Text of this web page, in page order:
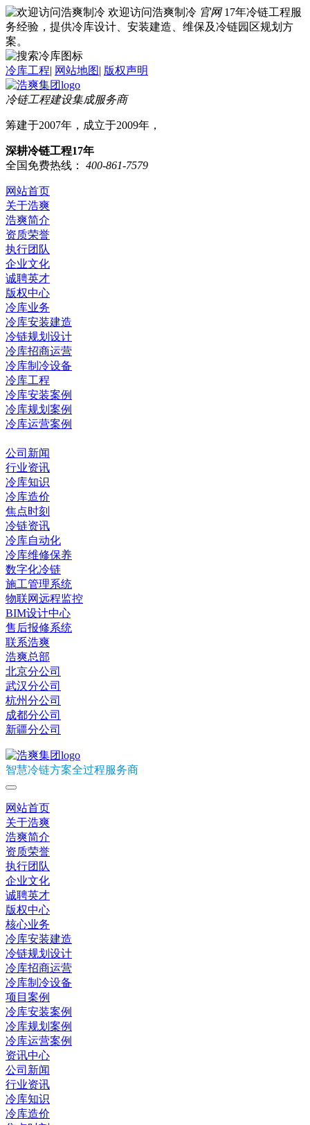
欢迎访问浩爽制冷 官网 17年冷链工程服
务经验，提供冷库设计、安装建造、维保及冷链园区规划方
案。
冷库工程| 网站地图| 版权声明
冷链工程建设集成服务商
筹建于2007年，成立于2009年，
深耕冷链工程17年
全国免费热线：
400-861-7579
网站首页
关于浩爽
浩爽简介
资质荣誉
执行团队
企业文化
诚聘英才
版权中心
冷库业务
冷库安装建造
冷链规划设计
冷库招商运营
冷库制冷设备
冷库工程
冷库安装案例
冷库规划案例
冷库运营案例
公司新闻
行业资讯
冷库知识
冷库造价
焦点时刻
冷链资讯
冷库自动化
冷库维修保养
数字化冷链
施工管理系统
物联网远程监控
BIM设计中心
售后报修系统
联系浩爽
浩爽总部
北京分公司
武汉分公司
杭州分公司
成都分公司
新疆分公司
智慧冷链方案全过程服务商
网站首页
关于浩爽
浩爽简介
资质荣誉
执行团队
企业文化
诚聘英才
版权中心
核心业务
冷库安装建造
冷链规划设计
冷库招商运营
冷库制冷设备
项目案例
冷库安装案例
冷库规划案例
冷库运营案例
资讯中心
公司新闻
行业资讯
冷库知识
冷库造价